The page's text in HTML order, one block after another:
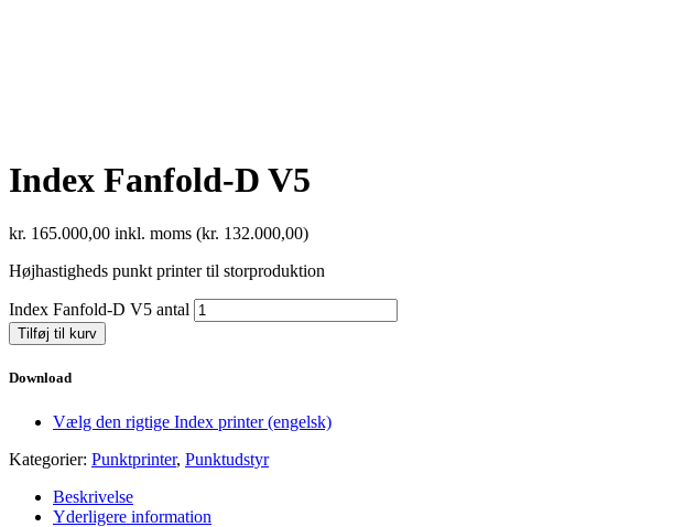
Index Fanfold-D V5
kr. 165.000,00 inkl. moms (kr. 132.000,00)
Højhastigheds punkt printer til storproduktion
Index Fanfold-D V5 antal
Tilføj til kurv
Download
Vælg den rigtige Index printer (engelsk)
Kategorier: Punktprinter, Punktudstyr
Beskrivelse
Yderligere information